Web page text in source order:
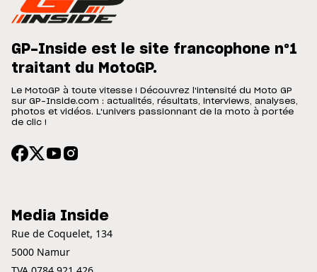
GP-Inside est le site francophone n°1
traitant du MotoGP.
Le MotoGP à toute vitesse ! Découvrez l'intensité du Moto GP
sur GP-Inside.com : actualités, résultats, interviews, analyses,
photos et vidéos. L'univers passionnant de la moto à portée
de clic !
Media Inside
Rue de Coquelet, 134
5000 Namur